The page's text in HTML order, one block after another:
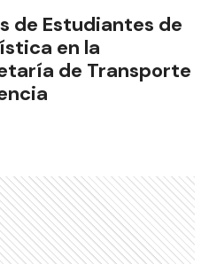
de Estudiantes de
en la
de Transporte